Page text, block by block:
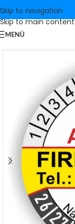
Skip to navigation
Skip to main content
MENÜ